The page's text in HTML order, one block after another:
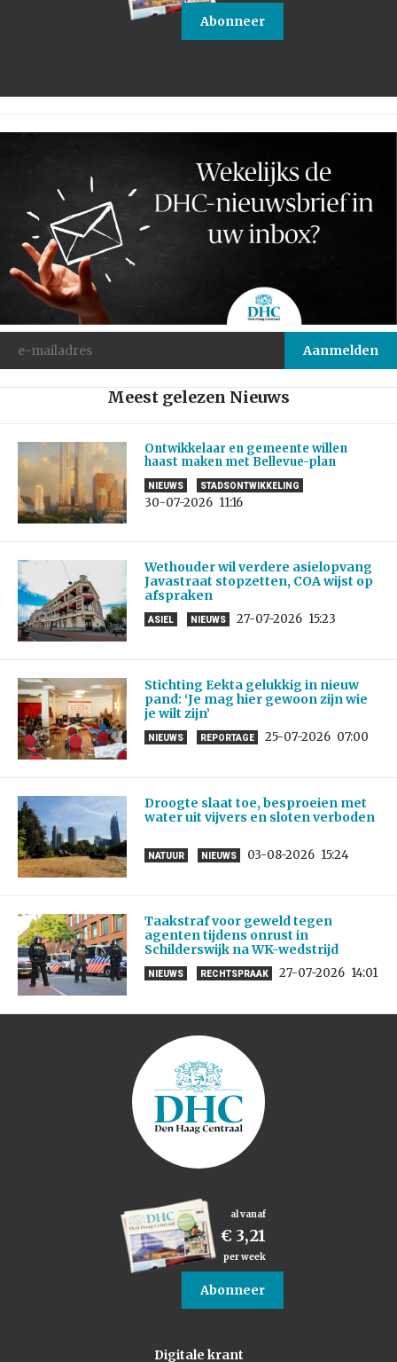
Abonneer
Meest gelezen Nieuws
Ontwikkelaar en gemeente willen
haast maken met Bellevue-plan
NIEUWS STADSONTWIKKELING
30-07-2026 11:16
Wethouder wil verdere asielopvang
Javastraat stopzetten, COA wijst op
afspraken
ASIEL NIEUWS 27-07-2026 15:23
Stichting Eekta gelukkig in nieuw
pand: ‘Je mag hier gewoon zijn wie
je wilt zijn’
NIEUWS REPORTAGE 25-07-2026 07:00
Droogte slaat toe, besproeien met
water uit vijvers en sloten verboden
NATUUR NIEUWS 03-08-2026 15:24
Taakstraf voor geweld tegen
agenten tijdens onrust in
Schilderswijk na WK-wedstrijd
NIEUWS RECHTSPRAAK 27-07-2026 14:01
al vanaf
€ 3,21
per week
Abonneer
Digitale krant